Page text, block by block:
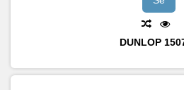
DUNLOP